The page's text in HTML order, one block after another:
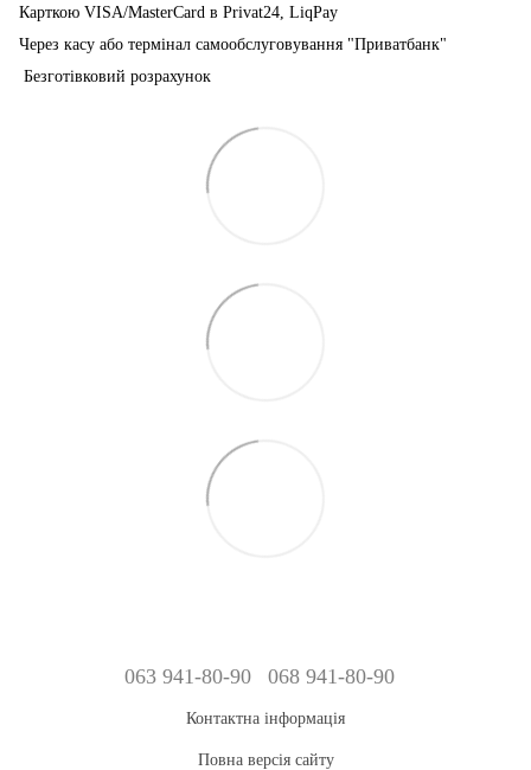
Карткою VISA/MasterCard в Рrivat24, LiqPay
Через касу або термінал самообслуговування "Приватбанк"
Безготівковий розрахунок
063 941-80-90 068 941-80-90
Контактна інформація
Повна версія сайту